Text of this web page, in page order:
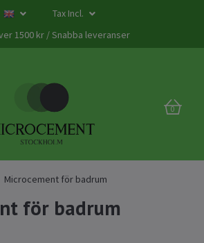
Tax Incl.
1500 kr / Snabba leveranser
0
Microcement för badrum
för badrum